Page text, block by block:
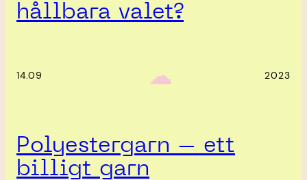
hållbara valet?
14.09 ‎ ‎‎ ☁︎‎‎ 2023
Polyestergarn – ett
billigt garn